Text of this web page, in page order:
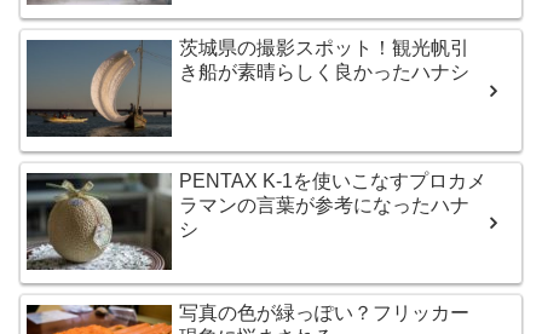
茨城県の撮影スポット！観光帆引
き船が素晴らしく良かったハナシ
PENTAX K-1を使いこなすプロカメ
ラマンの言葉が参考になったハナ
シ
写真の色が緑っぽい？フリッカー